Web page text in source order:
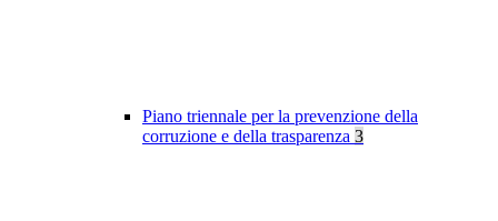
Piano triennale per la prevenzione della
corruzione e della trasparenza 3